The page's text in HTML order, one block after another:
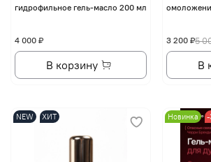
гидрофильное гель-масло 200 мл
4 000 ₽
В корзину
5
3 200 ₽
В
NEW ХИТ Новинка